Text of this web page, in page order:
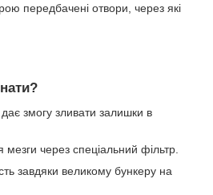
передбачені отвори, через які
змогу зливати залишки в
через спеціальний фільтр.
завдяки великому бункеру на